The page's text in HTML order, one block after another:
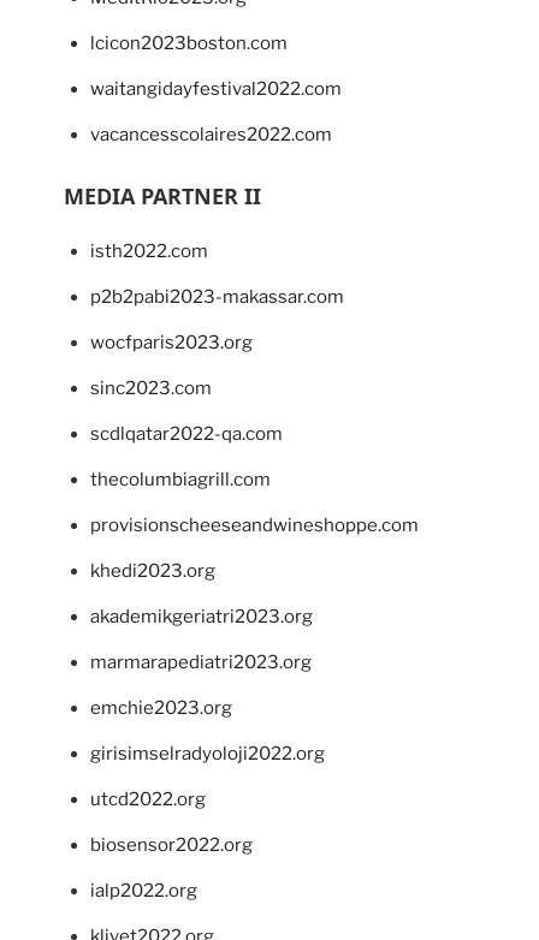
lcicon2023boston.com
waitangidayfestival2022.com
vacancesscolaires2022.com
MEDIA PARTNER II
isth2022.com
p2b2pabi2023-makassar.com
wocfparis2023.org
sinc2023.com
scdlqatar2022-qa.com
thecolumbiagrill.com
provisionscheeseandwineshoppe.com
khedi2023.org
akademikgeriatri2023.org
marmarapediatri2023.org
emchie2023.org
girisimselradyoloji2022.org
utcd2022.org
biosensor2022.org
ialp2022.org